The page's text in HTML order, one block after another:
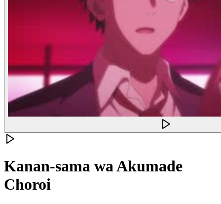
Kanan-sama wa Akumade
Choroi